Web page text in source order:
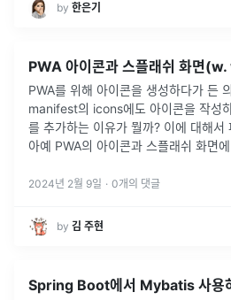
by 한은기
PWA 아이콘과 스플래쉬 화면
PWA를 위해 아이콘을 생성하다가 든
manifest의 icons에도 아이콘을 작성
를 추가하는 이유가 뭘까? 이에 대해서
아예 PWA의 아이콘과 스플래쉬 화면
2024년 2월 9일 · 0개의 댓글
by 김 주현
Spring Boot에서 Mybatis 사용